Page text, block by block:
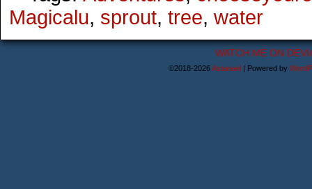
Magicalu, sprout, tree, water
WATCH ME ON
©2018-2026Astanael | Powered by